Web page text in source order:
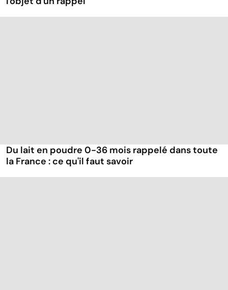
Du lait en poudre 0-36 mois rappelé dans toute
la France : ce qu'il faut savoir